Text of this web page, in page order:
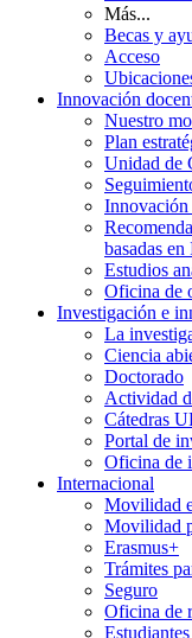
Más...
Becas y
Acceso
Innovación
Nuestro
Plan
Unidad de
Innovación
basadas
Estudios
Oficina de
Investigación e
La
Ciencia
Doctorado
Actividad
Cátedras
Portal de
Oficina de
Internacional
Movilidad
Movilidad
Erasmus+
Trámites
Seguro
Oficina de